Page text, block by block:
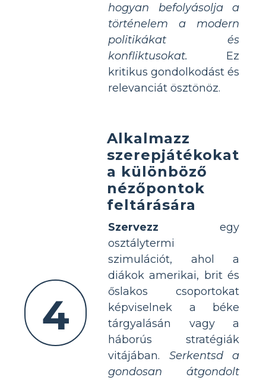
hogyan befolyásolja a
történelem a modern
politikákat és
konfliktusokat. Ez
kritikus gondolkodást és
relevanciát ösztönöz.
4
Alkalmazz
szerepjátékokat
a különböző
nézőpontok
feltárására
Szervezz egy
osztálytermi
szimulációt, ahol a
diákok amerikai, brit és
őslakos csoportokat
képviselnek a béke
tárgyalásán vagy a
háborús stratégiák
vitájában. Serkentsd a
gondosan átgondolt